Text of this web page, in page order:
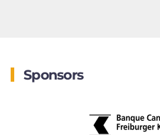
Sponsors